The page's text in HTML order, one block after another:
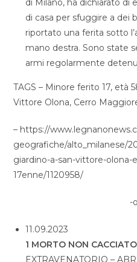
di Milano, ha dichiarato di
di casa per sfuggire a dei
riportato una ferita sotto
mano destra. Sono state
armi regolarmente
TAGS – Minore ferito 17, età
Vittore Olona, Cerro
– https://
geografiche/alto_milanese/
giardino-a-san-vittore-olona-
17enne/1120958/
-
11.09.2023
1 MORTO NON
EXTRAVENATORIO –